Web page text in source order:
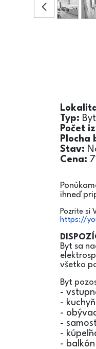
Typ:
Počet
Plocha
Stav:
Cena:
ihneď
Pozrite si
https://
Byt sa
všetko
Byt
-
-
-
-
-
-